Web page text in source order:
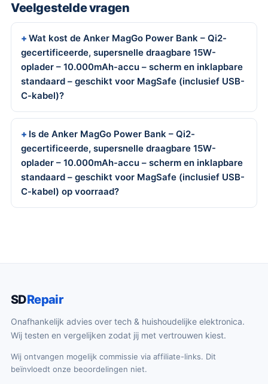
Veelgestelde vragen
Wat kost de Anker MagGo Power Bank – Qi2-
gecertificeerde, supersnelle draagbare 15W-
oplader – 10.000mAh-accu – scherm en inklapbare
standaard – geschikt voor MagSafe (inclusief USB-
C-kabel)?
Is de Anker MagGo Power Bank – Qi2-
gecertificeerde, supersnelle draagbare 15W-
oplader – 10.000mAh-accu – scherm en inklapbare
standaard – geschikt voor MagSafe (inclusief USB-
C-kabel) op voorraad?
SDRepair
Onafhankelijk advies over tech & huishoudelijke elektronica.
Wij testen en vergelijken zodat jij met vertrouwen kiest.
Wij ontvangen mogelijk commissie via affiliate-links. Dit
beïnvloedt onze beoordelingen niet.